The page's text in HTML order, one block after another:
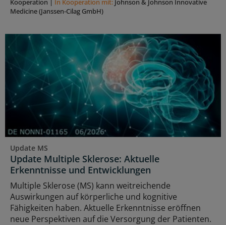
Medicine (Janssen-Cilag GmbH)
Update MS
Update Multiple Sklerose: Aktuelle
Erkenntnisse und Entwicklungen
Multiple Sklerose (MS) kann weitreichende
Auswirkungen auf körperliche und kognitive
Fähigkeiten haben. Aktuelle Erkenntnisse eröffnen
neue Perspektiven auf die Versorgung der Patienten.